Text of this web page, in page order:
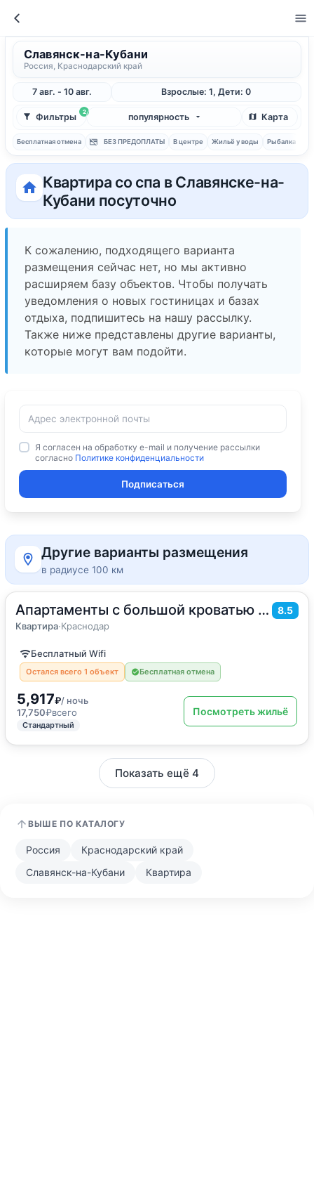
Славянск-на-Кубани
Россия, Краснодарский край
7 авг. - 10 авг. Взрослые: 1, Дети: 0
2
Фильтры популярность Карта
Бесплатная отмена БЕЗ ПРЕДОПЛАТЫ В центре Жильё у воды Рыбалка
Квартира со спа в Славянске-на-
Кубани посуточно
К сожалению, подходящего варианта
размещения сейчас нет, но мы активно
расширяем базу объектов. Чтобы получать
уведомления о новых гостиницах и базах
отдыха, подпишитесь на нашу рассылку.
Также ниже представлены другие варианты,
которые могут вам подойти.
Я согласен на обработку e-mail и получение рассылки
согласно Политике конфиденциальности
Подписаться
Другие варианты размещения
в радиусе 100 км
Апартаменты с большой кроватью на Зиповской 8.5
Квартира·Краснодар
38м2·2 гостя
Квартира
Бесплатный Wifi
Остался всего 1 объект Бесплатная отмена
5,917₽/ ночь
17,750₽всего
Стандартный
Посмотреть жильё
Показать ещё 4
ВЫШЕ ПО КАТАЛОГУ
Россия
Краснодарский край
Славянск-на-Кубани
Квартира